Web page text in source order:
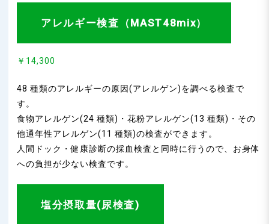
アレルギー検査（MAST48mix）
￥14,300
48 種類のアレルギーの原因(アレルゲン)を調べる検査で
す。
食物アレルゲン(24 種類)・花粉アレルゲン(13 種類)・その
他通年性アレルゲン(11 種類)の検査ができます。
人間ドック・健康診断の採血検査と同時に行うので、お身体
への負担が少ない検査です。
塩分摂取量(尿検査)